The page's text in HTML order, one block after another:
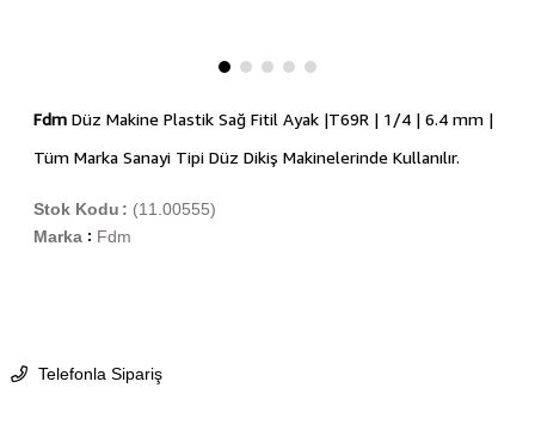
FdmDüz Makine Plastik Sağ Fitil Ayak |T69R | 1/4 | 6.4 mm |
Tüm Marka Sanayi Tipi Düz Dikiş Makinelerinde Kullanılır.
(11.00555)
Stok Kodu
Marka : Fdm
Telefonla Sipariş